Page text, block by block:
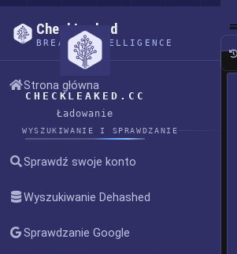
CHECKLEAKED.CC
Ładowanie
CheckLeaked
BREACH INTELLIGENCE
Strona główna
WYSZUKIWANIE I SPRAWDZANIE
Sprawdź swoje konto
Wyszukiwanie Dehashed
Sprawdzanie Google